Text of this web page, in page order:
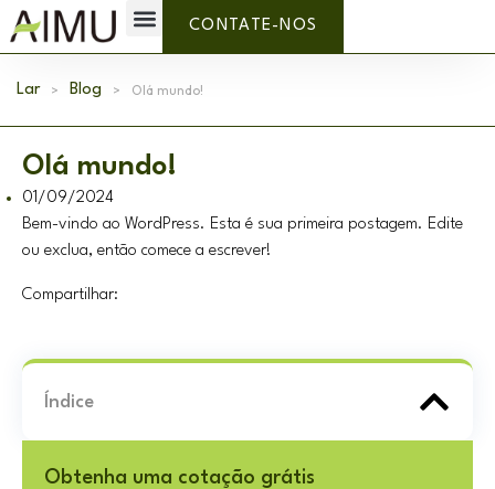
CONTATE-NOS
Lar > Blog > Olá mundo!
Olá mundo!
01/09/2024
Bem-vindo ao WordPress. Esta é sua primeira postagem. Edite
ou exclua, então comece a escrever!
Compartilhar:
Índice
Obtenha uma cotação grátis